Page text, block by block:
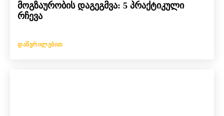
მოგზაურობის დაგეგმვა: 5 პრაქტიკული
რჩევა
ᲓᲐᲬᲕᲠᲘᲚᲔᲑᲘᲗ